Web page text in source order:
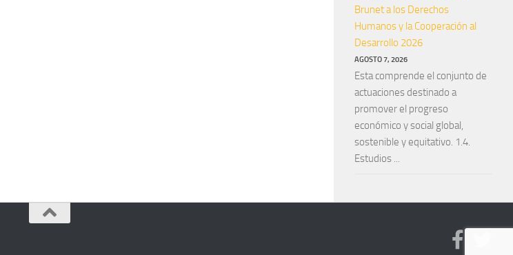
Brunet a los Derechos
Humanos y la Cooperación al
Desarrollo 2026
AGOSTO 7, 2026
Esta comprende el conjunto de
actuaciones destinado a
promover el progreso
económico y social global,
sostenible y equitativo. 1.4.
Estudios ...